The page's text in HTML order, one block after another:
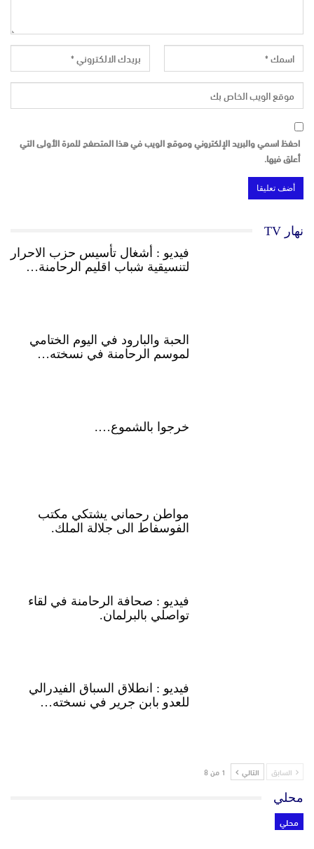
احفظ اسمي والبريد الإلكتروني وموقع الويب في هذا المتصفح للمرة الأولى التي
أعلق فيها.
نهار TV
فيديو : أشغال تأسيس حزب الاحرار
لتنسيقية شباب اقليم الرحامنة…
الحبة والبارود في اليوم الختامي
لموسم الرحامنة في نسخته…
خرجوا بالشموع….
مواطن رحماني يشتكي مكتب
الفوسفاط الى جلالة الملك.
فيديو : صحافة الرحامنة في لقاء
تواصلي بالبرلمان.
فيديو : انطلاق السباق الفيدرالي
للعدو بابن جرير في نسخته…
السابق التالي
1 من 8
محلي
محلي